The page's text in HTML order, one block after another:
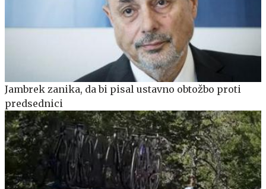
Jambrek zanika, da bi pisal ustavno obtožbo proti
predsednici